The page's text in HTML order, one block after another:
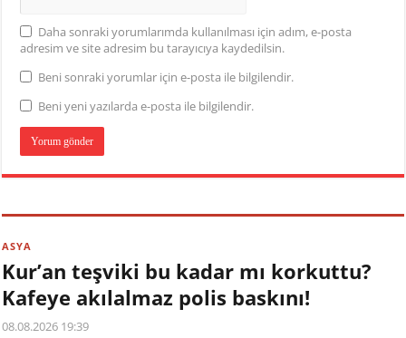
Daha sonraki yorumlarımda kullanılması için adım, e-posta
adresim ve site adresim bu tarayıcıya kaydedilsin.
Beni sonraki yorumlar için e-posta ile bilgilendir.
Beni yeni yazılarda e-posta ile bilgilendir.
ASYA
Kur’an teşviki bu kadar mı korkuttu?
Kafeye akılalmaz polis baskını!
08.08.2026 19:39